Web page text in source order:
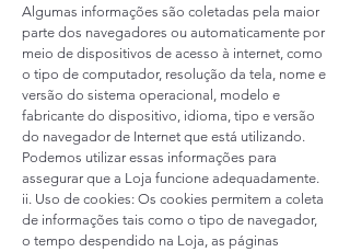
Algumas informações são coletadas pela maior
parte dos navegadores ou automaticamente por
meio de dispositivos de acesso à internet, como
o tipo de computador, resolução da tela, nome e
versão do sistema operacional, modelo e
fabricante do dispositivo, idioma, tipo e versão
do navegador de Internet que está utilizando.
Podemos utilizar essas informações para
assegurar que a Loja funcione adequadamente.
ii. Uso de cookies: Os cookies permitem a coleta
de informações tais como o tipo de navegador,
o tempo despendido na Loja, as páginas